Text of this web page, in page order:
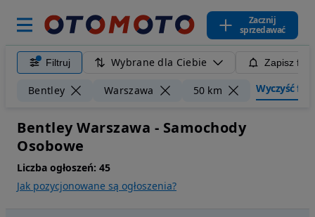
Zacznij
sprzedawać
Filtruj Wybrane dla Ciebie Zapisz
Bentley Warszawa 50 km Wyczyść
Bentley Warszawa - Samochody
Osobowe
Liczba ogłoszeń: 45
Jak pozycjonowane są ogłoszenia?